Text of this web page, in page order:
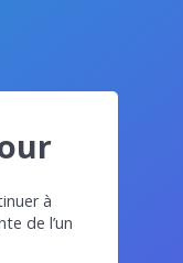
à
de l’un